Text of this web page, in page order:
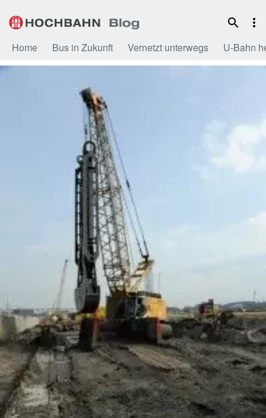
Inhalt
Home Bus in Zukunft Vernetzt unterwegs U-Bahn